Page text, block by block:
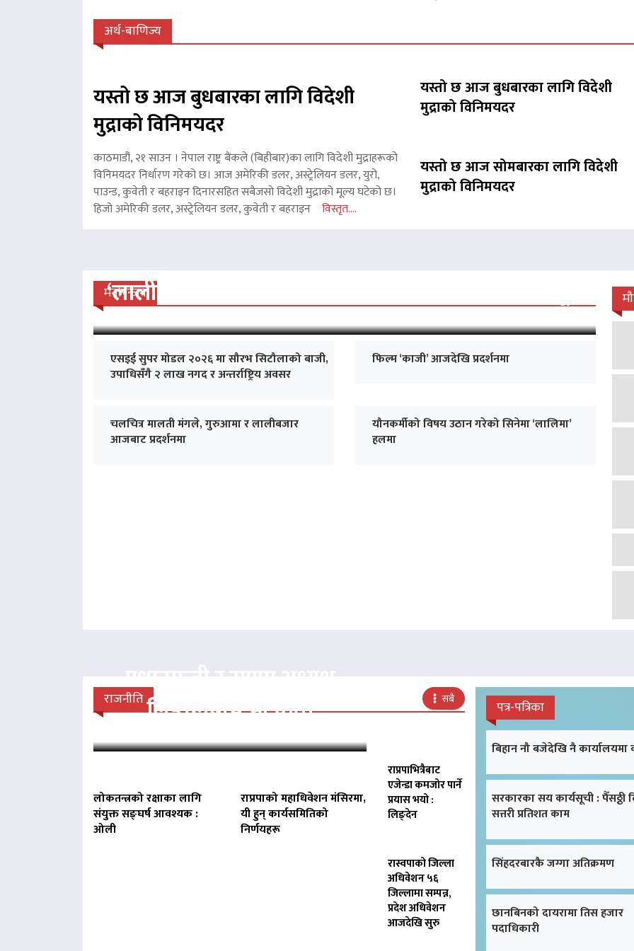
अर्थ-बाणिज्य
यस्तो छ आज बुधबारका लागि विदेशी
मुद्राको विनिमयदर
काठमाडौं, २१ साउन । नेपाल राष्ट्र बैंकले (बिहीबार)का लागि विदेशी मुद्राहरूको
विनिमयदर निर्धारण गरेको छ। आज अमेरिकी डलर, अस्ट्रेलियन डलर, युरो,
पाउन्ड, कुवेती र बहराइन दिनारसहित सबैजसो विदेशी मुद्राको मूल्य घटेको छ।
हिजो अमेरिकी डलर, अस्ट्रेलियन डलर, कुवेती र बहराइन विस्तृत....
यस्तो छ आज बुधबारका लागि विदेशी
मुद्राको विनिमयदर
यस्तो छ आज सोमबारका लागि विदेशी
मुद्राको विनिमयदर
मनोरन्जन
‘लालीबजार’को सफल यात्रा जारी, प्रदर्शनको ५१औँ दिन पूरा
एसइई सुपर मोडल २०२६ मा सौरभ सिटौलाको बाजी,
उपाधिसँगै २ लाख नगद र अन्तर्राष्ट्रिय अवसर
फिल्म ‘काजी’ आजदेखि प्रदर्शनमा
चलचित्र मालती मंगले, गुरुआमा र लालीबजार
आजबाट प्रदर्शनमा
यौनकर्मीको विषय उठान गरेको सिनेमा ‘लालिमा’
हलमा
राजनीति सबै
प्रधानमन्त्री र राप्रपा अध्यक्ष
लिङदेनबीच भेटवार्ता
लोकतन्त्रको रक्षाका लागि
संयुक्त सङ्घर्ष आवश्यक :
ओली
राप्रपाको महाधिवेशन मंसिरमा,
यी हुन् कार्यसमितिको
निर्णयहरू
राप्रपाभित्रैबाट
एजेन्डा कमजोर पार्ने
प्रयास भयो :
लिङ्देन
रास्वपाको जिल्ला
अधिवेशन ५६
जिल्लामा सम्पन्न,
प्रदेश अधिवेशन
आजदेखि सुरु
पत्र-पत्रिका
बिहान नौ बजेदेखि नै कार्यालयमा
सरकारका सय कार्यसूची : पैँसठ्ठी
सत्तरी प्रतिशत काम
सिंहदरबारकै जग्गा अतिक्रमण
छानबिनको दायरामा तिस हजार
पदाधिकारी